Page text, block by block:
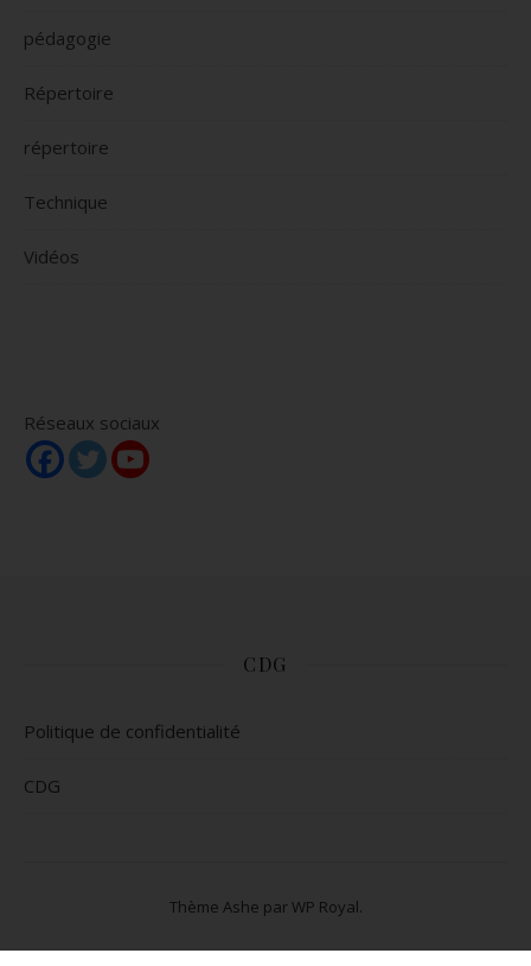
pédagogie
Répertoire
répertoire
Technique
Vidéos
Réseaux sociaux
CDG
Politique de confidentialité
CDG
Thème Ashe parWP Royal.